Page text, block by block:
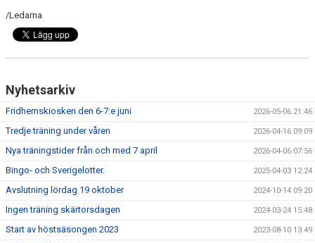
/Ledarna
Nyhetsarkiv
Fridhemskiosken den 6-7:e juni 2026-05-06 21:46
Tredje träning under våren 2026-04-16 09:09
Nya träningstider från och med 7 april 2026-04-06 07:56
Bingo- och Sverigelotter. 2025-04-03 12:24
Avslutning lördag 19 oktober 2024-10-14 09:20
Ingen träning skärtorsdagen 2024-03-24 15:48
Start av höstsäsongen 2023 2023-08-10 13:49